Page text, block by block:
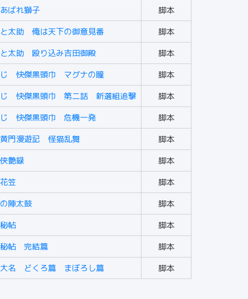
ばれ獅子
脚本
太助 俺は天下の御意見番
脚本
太助 殴り込み吉田御殿
脚本
快傑黒頭巾 マグナの瞳
脚本
快傑黒頭巾 第二話 新選組追撃
脚本
快傑黒頭巾 危機一発
脚本
門漫遊記 怪猫乱舞
脚本
艶録
脚本
笠
脚本
陣太鼓
脚本
帖
脚本
帖 完結篇
脚本
名 どくろ篇 まぼろし篇 脚本